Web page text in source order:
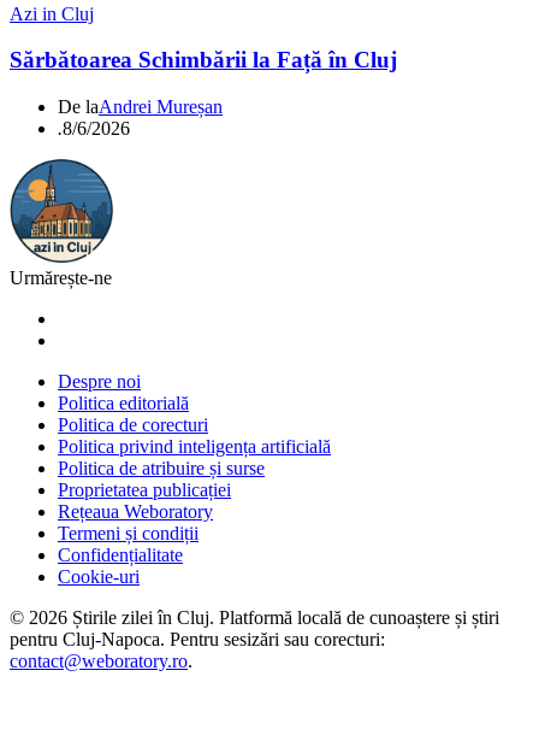
Azi in Cluj
Sărbătoarea Schimbării la Față în Cluj
De laAndrei Mureșan
.8/6/2026
Urmărește-ne
Despre noi
Politica editorială
Politica de corecturi
Politica privind inteligența artificială
Politica de atribuire și surse
Proprietatea publicației
Rețeaua Weboratory
Termeni și condiții
Confidențialitate
Cookie-uri
© 2026 Știrile zilei în Cluj. Platformă locală de cunoaștere și știri
pentru Cluj-Napoca. Pentru sesizări sau corecturi:
contact@weboratory.ro.